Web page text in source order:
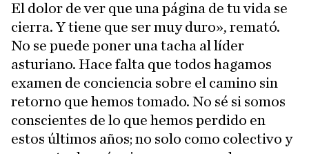
El dolor de ver que una página de tu vida se
cierra. Y tiene que ser muy duro», remató.
No se puede poner una tacha al líder
asturiano. Hace falta que todos hagamos
examen de conciencia sobre el camino sin
retorno que hemos tomado. No sé si somos
conscientes de lo que hemos perdido en
estos últimos años; no solo como colectivo y